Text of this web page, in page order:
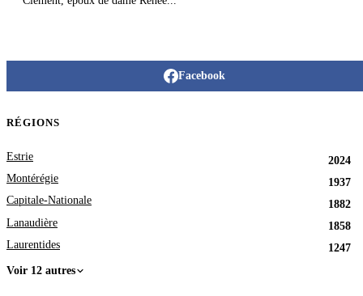
Facebook
RÉGIONS
Estrie
2024
Montérégie
1937
Capitale-Nationale
1882
Lanaudière
1858
Laurentides
1247
Voir 12 autres